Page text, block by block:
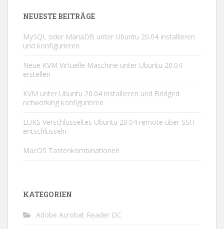
NEUESTE BEITRÄGE
MySQL oder MariaDB unter Ubuntu 20.04 installieren
und konfigurieren
Neue KVM Virtuelle Maschine unter Ubuntu 20.04
erstellen
KVM unter Ubuntu 20.04 installieren und Bridged
networking konfigurieren
LUKS Verschlüsseltes Ubuntu 20.04 remote über SSH
entschlüsseln
MacOS Tastenkombinationen
KATEGORIEN
Adobe Acrobat Reader DC